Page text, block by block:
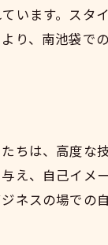
います。スタ
り、南池袋で
ちは、高度な
え、自己イメ
ネスの場での